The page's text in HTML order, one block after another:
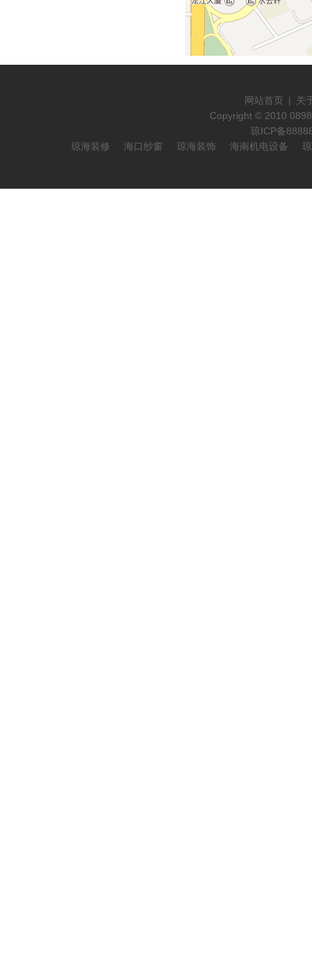
网站首页 |
关
Copyright © 2010
琼ICP备
琼海装修
海口纱窗 琼海装饰 海南机电设备